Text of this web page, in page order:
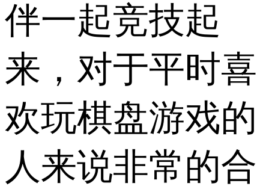
伴一起竞技起
来，对于平时喜
欢玩棋盘游戏的
人来说非常的合